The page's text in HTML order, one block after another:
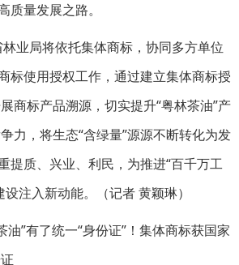
质量发展之路。
业局将依托集体商标，协同多方单位
标使用授权工作，通过建立集体商标授
商标产品溯源，切实提升“粤林茶油”产
力，将生态“含绿量”源源不断转化为发
提质、兴业、利民，为推进“百千万工
注入新动能。（记者 黄颖琳）
油”有了统一“身份证”！集体商标获国家